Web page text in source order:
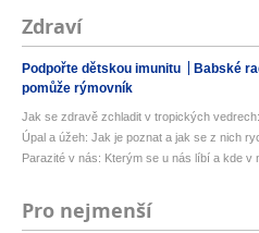
Zdraví
Podpořte dětskou imunitu Babské
pomůže rýmovník
Jak se zdravě zchladit v tropických
Úpal a úžeh: Jak je poznat a jak se z nich
Parazité v nás: Kterým se u nás líbí a kde v
Pro nejmenší